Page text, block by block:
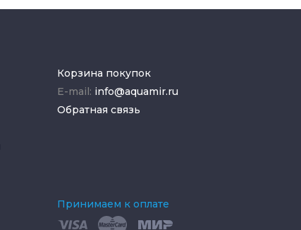
Корзина покупок
E-mail: info@aquamir.ru
Обратная связь
Принимаем к оплате